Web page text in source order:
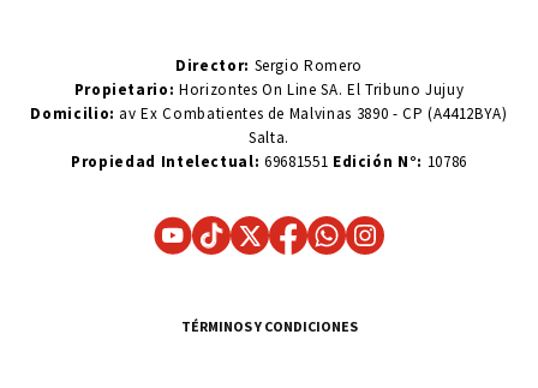
Director: Sergio Romero
Propietario:Horizontes On Line SA. El Tribuno Jujuy
Domicilio: av Ex Combatientes de Malvinas 3890 - CP (A4412BYA)
Salta.
Propiedad Intelectual: 69681551 Edición N°: 10786
TÉRMINOS Y CONDICIONES